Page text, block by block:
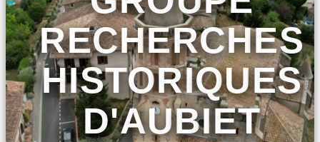
RECHERCHES
HISTORIQUES
D'AUBIET